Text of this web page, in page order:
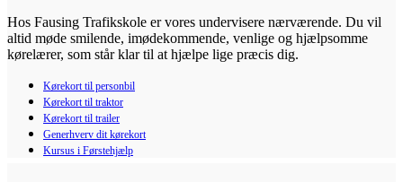
Hos Fausing Trafikskole er vores undervisere nærværende. Du vil
altid møde smilende, imødekommende, venlige og hjælpsomme
kørelærer, som står klar til at hjælpe lige præcis dig.
Kørekort til personbil
Kørekort til traktor
Kørekort til trailer
Generhverv dit kørekort
Kursus i Førstehjælp